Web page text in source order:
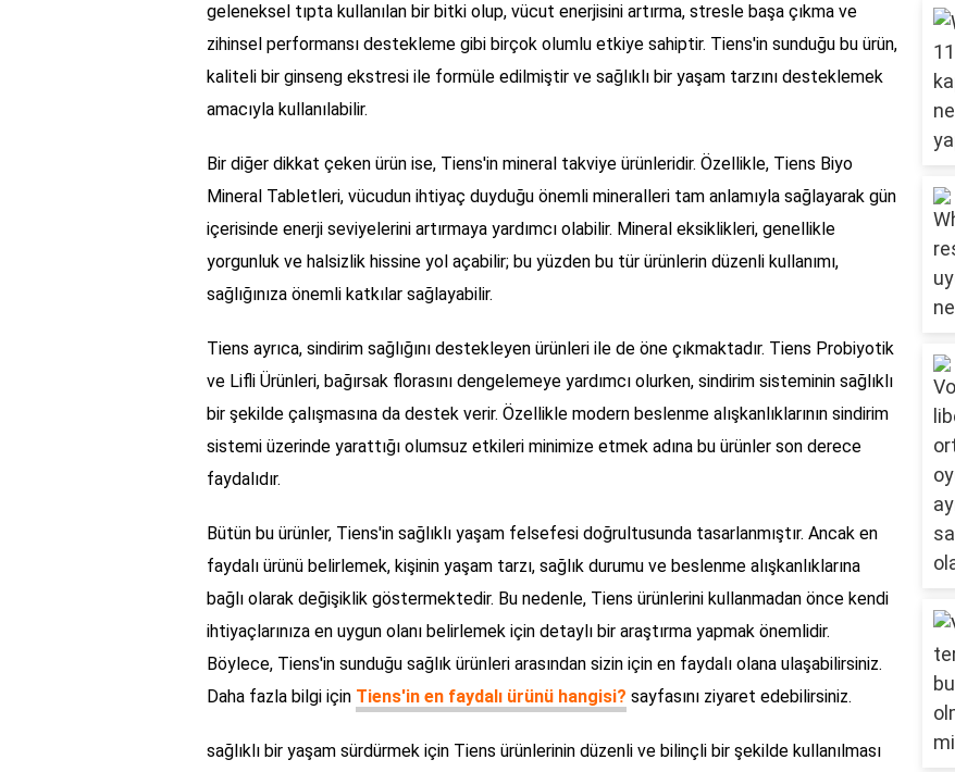
geleneksel tıpta kullanılan bir bitki olup, vücut enerjisini artırma, stresle başa çıkma ve
zihinsel performansı destekleme gibi birçok olumlu etkiye sahiptir. Tiens'in sunduğu bu ürün,
kaliteli bir ginseng ekstresi ile formüle edilmiştir ve sağlıklı bir yaşam tarzını desteklemek
amacıyla kullanılabilir.
Bir diğer dikkat çeken ürün ise, Tiens'in mineral takviye ürünleridir. Özellikle, Tiens Biyo
Mineral Tabletleri, vücudun ihtiyaç duyduğu önemli mineralleri tam anlamıyla sağlayarak gün
içerisinde enerji seviyelerini artırmaya yardımcı olabilir. Mineral eksiklikleri, genellikle
yorgunluk ve halsizlik hissine yol açabilir; bu yüzden bu tür ürünlerin düzenli kullanımı,
sağlığınıza önemli katkılar sağlayabilir.
Tiens ayrıca, sindirim sağlığını destekleyen ürünleri ile de öne çıkmaktadır. Tiens Probiyotik
ve Lifli Ürünleri, bağırsak florasını dengelemeye yardımcı olurken, sindirim sisteminin sağlıklı
bir şekilde çalışmasına da destek verir. Özellikle modern beslenme alışkanlıklarının sindirim
sistemi üzerinde yarattığı olumsuz etkileri minimize etmek adına bu ürünler son derece
faydalıdır.
Bütün bu ürünler, Tiens'in sağlıklı yaşam felsefesi doğrultusunda tasarlanmıştır. Ancak en
faydalı ürünü belirlemek, kişinin yaşam tarzı, sağlık durumu ve beslenme alışkanlıklarına
bağlı olarak değişiklik göstermektedir. Bu nedenle, Tiens ürünlerini kullanmadan önce kendi
ihtiyaçlarınıza en uygun olanı belirlemek için detaylı bir araştırma yapmak önemlidir.
Böylece, Tiens'in sunduğu sağlık ürünleri arasından sizin için en faydalı olana ulaşabilirsiniz.
Daha fazla bilgi için Tiens'in en faydalı ürünü hangisi? sayfasını ziyaret edebilirsiniz.
sağlıklı bir yaşam sürdürmek için Tiens ürünlerinin düzenli ve bilinçli bir şekilde kullanılması